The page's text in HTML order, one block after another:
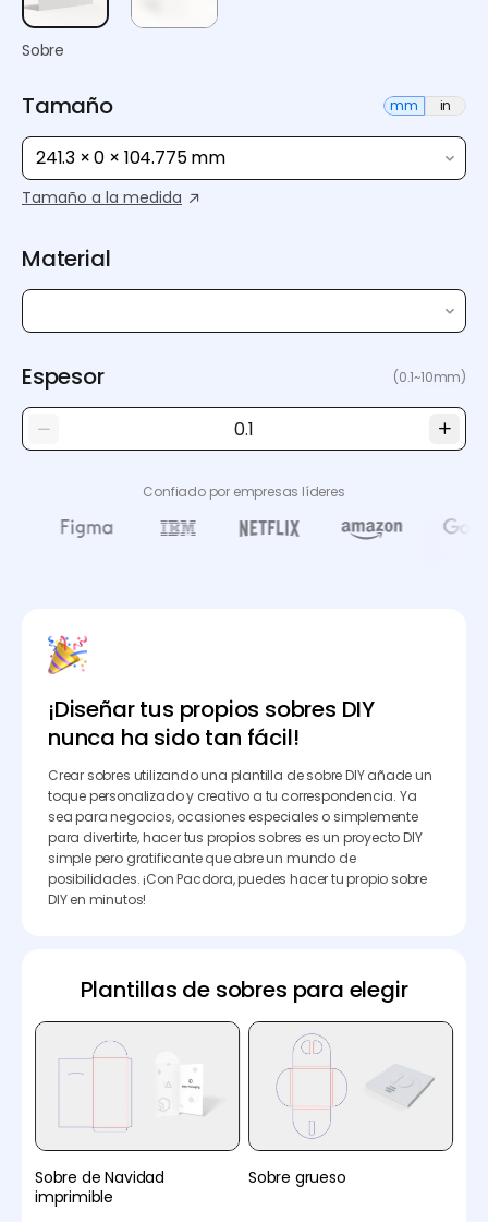
Sobre
Tamaño mm in
241.3 × 0 × 104.775 mm
Tamaño a la medida
Material
Espesor (0.1~10mm)
Confiado por empresas líderes
¡Diseñar tus propios sobres DIY
nunca ha sido tan fácil!
Crear sobres utilizando una plantilla de sobre DIY añade un
toque personalizado y creativo a tu correspondencia. Ya
sea para negocios, ocasiones especiales o simplemente
para divertirte, hacer tus propios sobres es un proyecto DIY
simple pero gratificante que abre un mundo de
posibilidades. ¡Con Pacdora, puedes hacer tu propio sobre
DIY en minutos!
Plantillas de sobres para elegir
Sobre de Navidad
imprimible
Sobre grueso